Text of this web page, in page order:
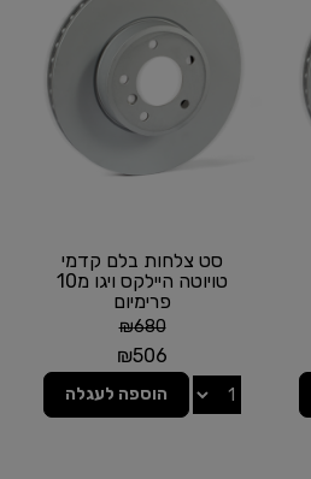
סט צלחות בלם קדמי
טויוטה היילקס ויגו מ10
פרימיום
₪680
₪506
הוספה לעגלה